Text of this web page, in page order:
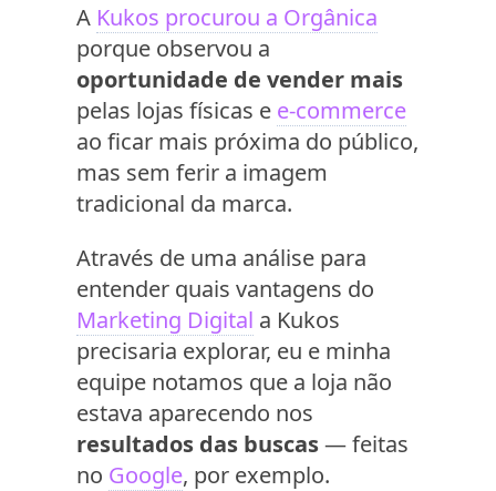
A Kukos procurou a Orgânica
porque observou a
oportunidade de vender mais
pelas lojas físicas e e-commerce
ao ficar mais próxima do público,
mas sem ferir a imagem
tradicional da marca.
Através de uma análise para
entender quais vantagens do
Marketing Digital a Kukos
precisaria explorar, eu e minha
equipe notamos que a loja não
estava aparecendo nos
resultados das buscas— feitas
no Google, por exemplo.